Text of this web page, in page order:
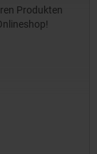
Produkten